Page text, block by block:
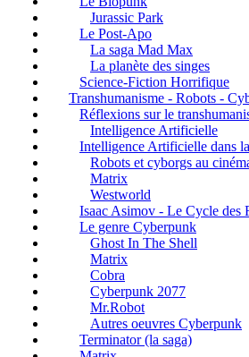
Jurassic Park
Le Post-Apo
La saga Mad Max
La planète des singes
Science-Fiction Horrifique
Transhumanisme - Robots -
Réflexions sur le
Intelligence Artificielle
Intelligence Artificielle dans
Robots et cyborgs au
Matrix
Westworld
Isaac Asimov - Le Cycle des
Le genre Cyberpunk
Ghost In The Shell
Matrix
Cobra
Cyberpunk 2077
Mr.Robot
Autres oeuvres Cyberpunk
Terminator (la saga)